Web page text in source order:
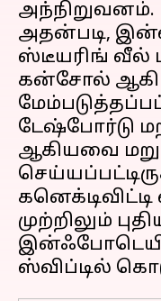
அந்நிறுவனம்.
அதன்படி,
ஸ்டீயரிங் வீல்
கன்சோல்
டேஷ்போர்டு
ஆகியவை
முற்றிலும்